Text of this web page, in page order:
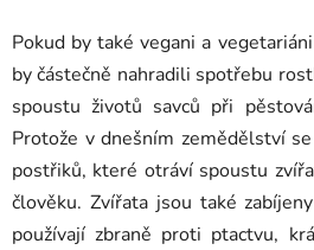
Pokud by také vegani a
by částečně nahradili spotřebu
spoustu životů savců při
Protože v dnešním zemědělství
postřiků, které otráví spoustu
člověku. Zvířata jsou také
používají zbraně proti ptactvu,